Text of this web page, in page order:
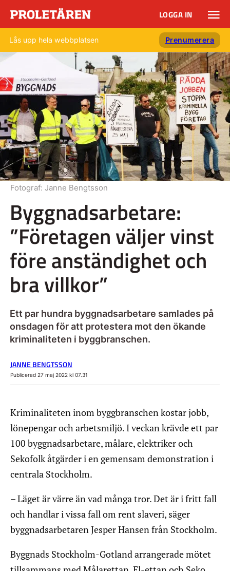
LOGGA IN
Lås upp hela webbplatsen Prenumerera
Byggnadsarbetare:
”Företagen väljer vinst
före anständighet och
bra villkor”
Ett par hundra byggnadsarbetare samlades på
onsdagen för att protestera mot den ökande
kriminaliteten i byggbranschen.
Fotograf: Janne Bengtsson
JANNE BENGTSSON
Publicerad 27 maj 2022 kl 07.31
Kriminaliteten inom byggbranschen kostar jobb,
lönepengar och arbetsmiljö. I veckan krävde ett par
100 byggnadsarbetare, målare, elektriker och
Sekofolk åtgärder i en gemensam demonstration i
centrala Stockholm.
– Läget är värre än vad många tror. Det är i fritt fall
och handlar i vissa fall om rent slaveri, säger
byggnadsarbetaren Jesper Hansen från Stockholm.
Byggnads Stockholm-Gotland arrangerade mötet